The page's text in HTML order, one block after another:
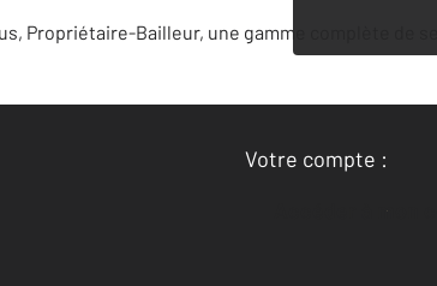
Propriétaire-Bailleur, une gamme complète de
Votre compte :
Accéder à mon